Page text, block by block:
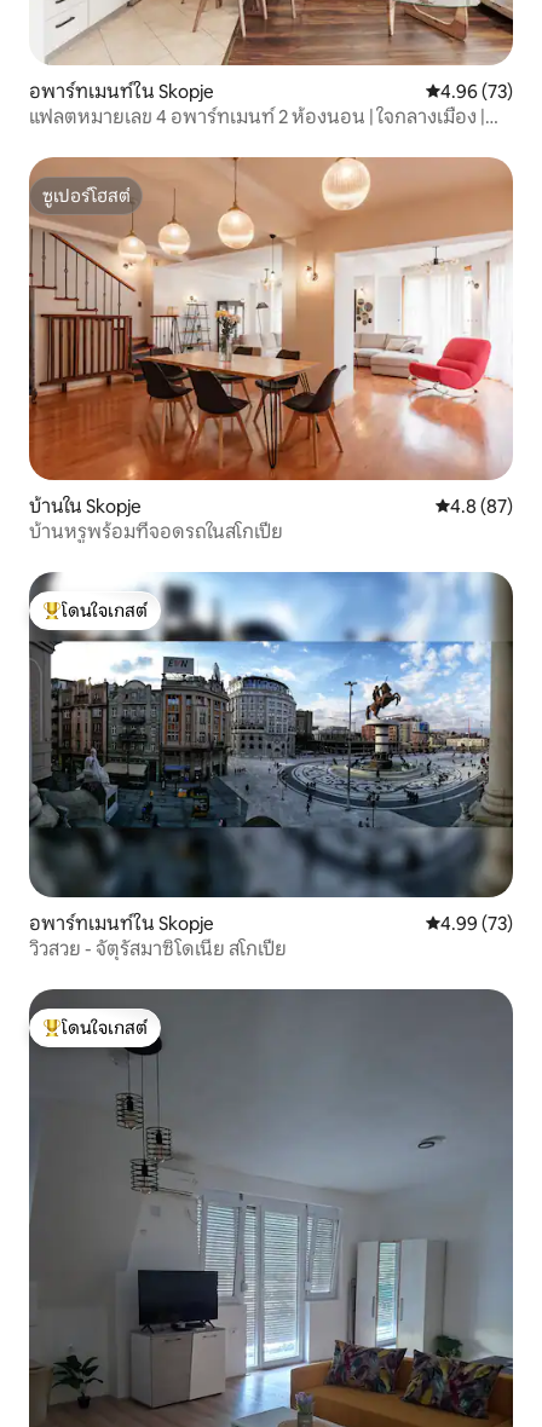
อพาร์ทเมนท์ใน Skopje คะแนนเฉลี่ย
4.96 (73)
แฟลตหมายเลข 4 อพาร์ทเมนท์ 2 ห้องนอน | ใจกลางเมือง |
ซูเปอร์โฮสต์
ซูเปอร์โฮสต์
บ้านใน Skopje คะแนนเฉลี่ย
4.8 (87)
บ้านหรูพร้อมที่จอดรถในสโกเปีย
โดนใจเกสต์ที่สุด
โดนใจเกสต์
อพาร์ทเมนท์ใน Skopje คะแนนเฉลี่ย
4.99 (73)
วิวสวย - จัตุรัสมาซิโดเนีย สโกเปีย
โดนใจเกสต์ที่สุด
โดนใจเกสต์